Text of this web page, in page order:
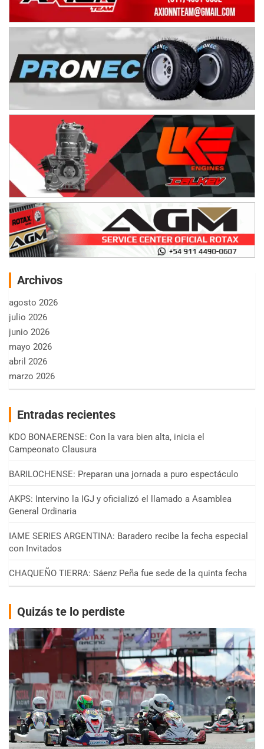
Archivos
agosto 2026
julio 2026
junio 2026
mayo 2026
abril 2026
marzo 2026
Entradas recientes
KDO BONAERENSE: Con la vara bien alta, inicia el
Campeonato Clausura
BARILOCHENSE: Preparan una jornada a puro espectáculo
AKPS: Intervino la IGJ y oficializó el llamado a Asamblea
General Ordinaria
IAME SERIES ARGENTINA: Baradero recibe la fecha especial
con Invitados
CHAQUEÑO TIERRA: Sáenz Peña fue sede de la quinta fecha
Quizás te lo perdiste